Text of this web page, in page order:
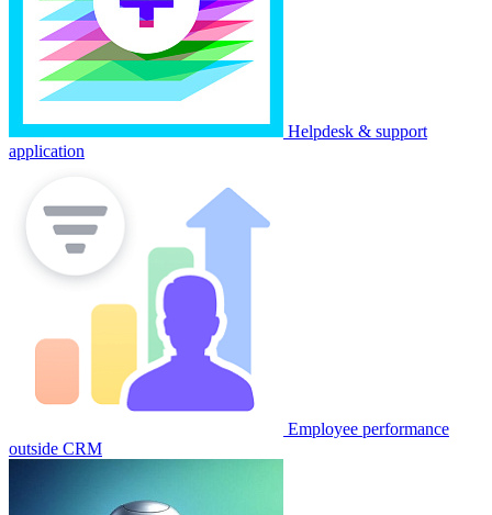
Helpdesk & support
application
Employee performance
outside CRM